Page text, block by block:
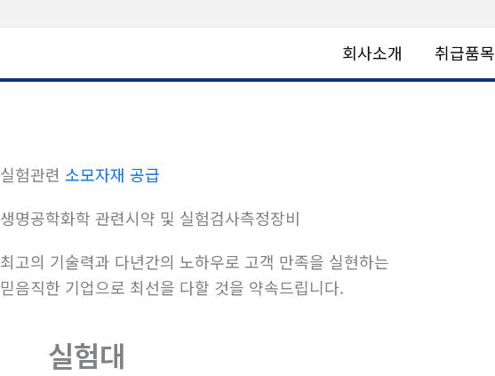
회사소개
취급품목
실험관련 소모자재 공급
생명공학화학 관련시약 및 실험검사측정장비
최고의 기술력과 다년간의 노하우로 고객 만족을 실현하는
믿음직한 기업으로 최선을 다할 것을 약속드립니다.
실험대